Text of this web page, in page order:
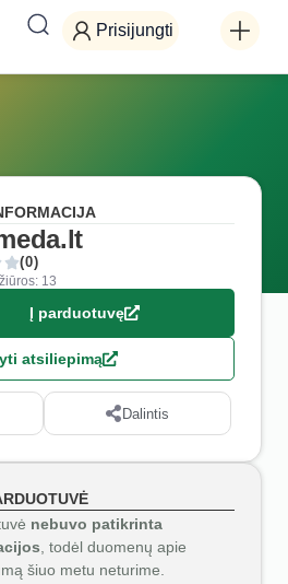
Prisijungti
(0)
13
Į parduotuvę
atsiliepimą
Dalintis
nebuvo patikrinta
, todėl duomenų apie
šiuo metu neturime.